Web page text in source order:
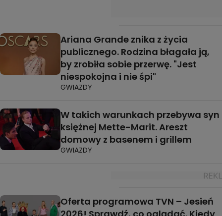
Ariana Grande znika z życia
publicznego. Rodzina błagała ją,
by zrobiła sobie przerwę. "Jest
niespokojna i nie śpi"
GWIAZDY
W takich warunkach przebywa syn
księżnej Mette-Marit. Areszt
domowy z basenem i grillem
GWIAZDY
Oferta programowa TVN – Jesień